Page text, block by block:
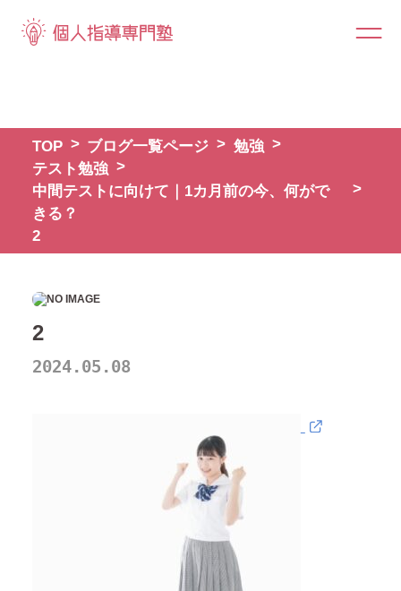
TOP ブログ一覧ページ
勉強
テスト勉強
中間テストに向けて｜1カ月前の今、何がで
きる？
2
2
2024.05.08